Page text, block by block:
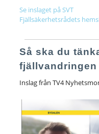
Se inslaget på SVT
Fjällsäkerhetsrådets
Så ska du
fjällvandringen
Inslag från TV4